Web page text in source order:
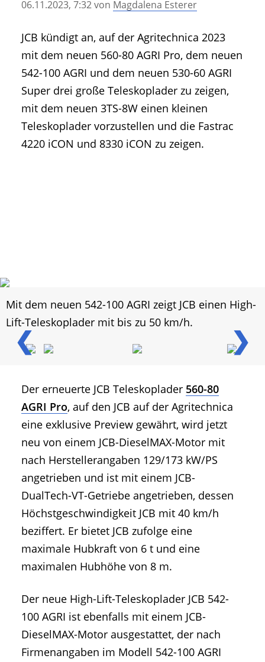
• Geschichte und Geschichten
• Mitteilung der Redaktion
• Agritechnica Neuheiten Archiv
• Artikel nach Hersteller/Marke
06.11.2023, 7:32von Magdalena Esterer
JCB kündigt an, auf der Agritechnica 2023
mit dem neuen 560-80 AGRI Pro, dem neuen
542-100 AGRI und dem neuen 530-60 AGRI
Super drei große Teleskoplader zu zeigen,
mit dem neuen 3TS-8W einen kleinen
Teleskoplader vorzustellen und die Fastrac
4220 iCON und 8330 iCON zu zeigen.
❮ ❯
Mit dem neuen 542-100 AGRI zeigt JCB einen High-
Lift-Teleskoplader mit bis zu 50 km/h.
Der erneuerte JCB Teleskoplader 560-80
AGRI Pro, auf den JCB auf der Agritechnica
eine exklusive Preview gewährt, wird jetzt
neu von einem JCB-DieselMAX-Motor mit
nach Herstellerangaben 129/173 kW/PS
angetrieben und ist mit einem JCB-
DualTech-VT-Getriebe angetrieben, dessen
Höchstgeschwindigkeit JCB mit 40 km/h
beziffert. Er bietet JCB zufolge eine
maximale Hubkraft von 6 t und eine
maximalen Hubhöhe von 8 m.
Der neue High-Lift-Teleskoplader JCB 542-
100 AGRI ist ebenfalls mit einem JCB-
DieselMAX-Motor ausgestattet, der nach
Firmenangaben im Modell 542-100 AGRI